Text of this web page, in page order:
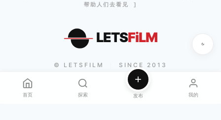
帮助人们去看见 ]
LETSFiLM
© LETSFILM SINCE 2013
首页 探索 发布 我的